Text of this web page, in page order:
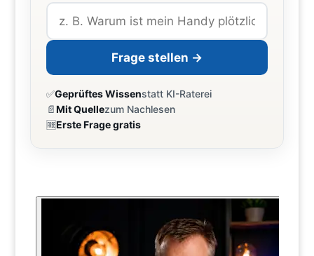
Frage stellen →
✅Geprüftes Wissenstatt KI-Raterei
📄Mit Quellezum Nachlesen
🆓Erste Frage gratis